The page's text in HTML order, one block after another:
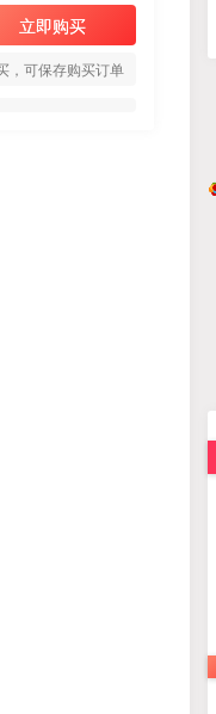
立即购买
，可保存购买订单